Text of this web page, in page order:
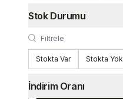
Stok Durumu
Stokta Var Stokta Yok
İndirim Oranı